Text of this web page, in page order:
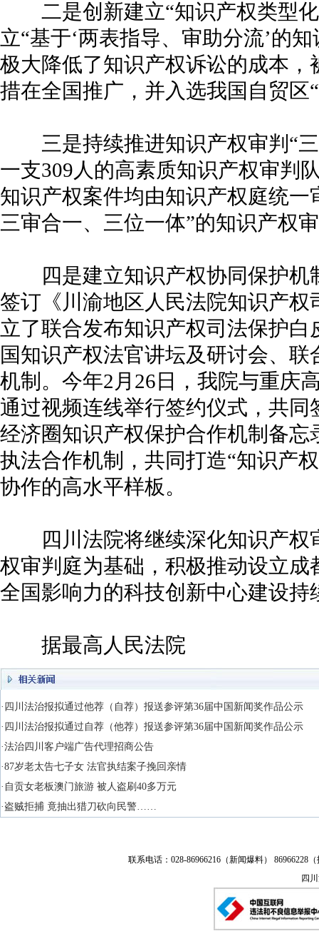
二是创新建立“知识产权类型化
立“基于‘两表指导、审助分流’的
极大降低了知识产权诉讼的成本
措在全国推广，并入选我国自贸区
三是持续推进知识产权审判“三
一支309人的高素质知识产权审判
知识产权案件均由知识产权庭统
三审合一、三位一体”的知识产权
四是建立知识产权协同保护机
签订《川渝地区人民法院知识产
立了联合发布知识产权司法保护
国知识产权法官讲坛及研讨会、
机制。今年2月26日，我院与重庆
通过视频连线举行签约仪式，共
经济圈知识产权保护合作机制备
执法合作机制，共同打造“知识产
协作的高水平样板。
四川法院将继续深化知识产权
权审判庭为基础，积极推动设立
全国影响力的科技创新中心建设
据最高人民法院
·四川法治报拟通过他荐（自荐）报送参评第36届中国新闻奖作品公示
·四川法治报拟通过自荐（他荐）报送参评第36届中国新闻奖作品公示
·法治四川客户端广告代理招商公告
·87岁老太告七子女 法官执结案子挽回亲情
·自贡女老板澳门旅游 被人盗刷40多万元
·盗贼拒捕 竟抽出猎刀砍向民警……
联系电话：028-86966216（新闻爆料） 86966228
四